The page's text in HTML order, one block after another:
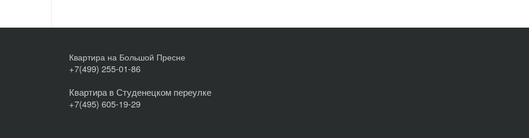
Квартира на Большой Пресне
+7(499) 255-01-86
Квартира в Студенецком переулке
+7(495) 605-19-29